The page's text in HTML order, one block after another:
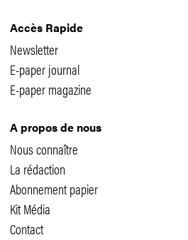
Accès Rapide
Newsletter
E-paper journal
E-paper magazine
A propos de nous
Nous connaître
La rédaction
Abonnement papier
Kit Média
Contact